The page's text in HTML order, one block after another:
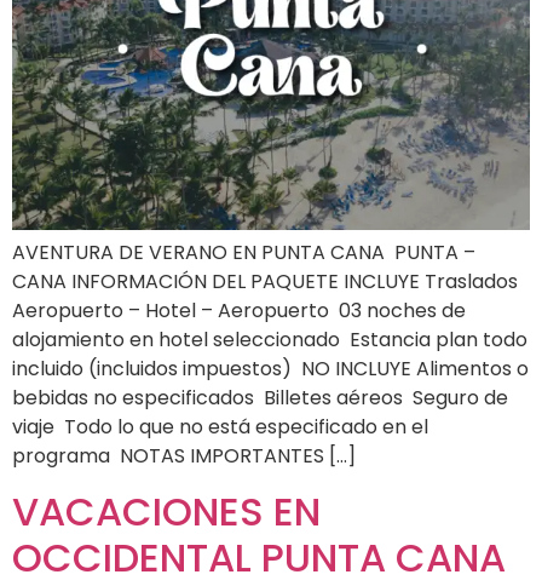
AVENTURA DE VERANO EN PUNTA CANA PUNTA –
CANA INFORMACIÓN DEL PAQUETE INCLUYE Traslados
Aeropuerto – Hotel – Aeropuerto 03 noches de
alojamiento en hotel seleccionado Estancia plan todo
incluido (incluidos impuestos) NO INCLUYE Alimentos o
bebidas no especificados Billetes aéreos Seguro de
viaje Todo lo que no está especificado en el
programa NOTAS IMPORTANTES […]
VACACIONES EN
OCCIDENTAL PUNTA CANA